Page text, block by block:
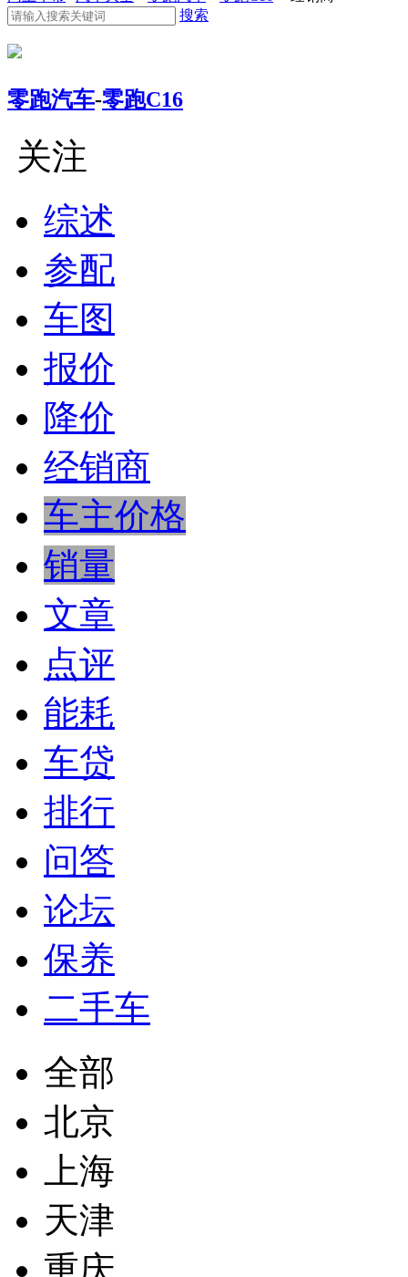
搜索
零跑汽车-零跑C16
关注
综述
参配
车图
报价
降价
经销商
车主价格
销量
文章
点评
能耗
车贷
排行
问答
论坛
保养
二手车
全部
北京
上海
天津
重庆